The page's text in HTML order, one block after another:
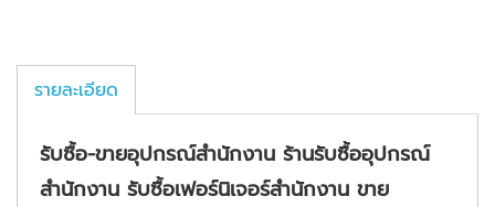
รายละเอียด
รับซื้อ-ขายอุปกรณ์สำนักงาน ร้านรับซื้ออุปกรณ์
สำนักงาน รับซื้อเฟอร์นิเจอร์สำนักงาน ขาย